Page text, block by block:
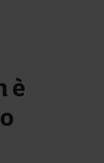
è